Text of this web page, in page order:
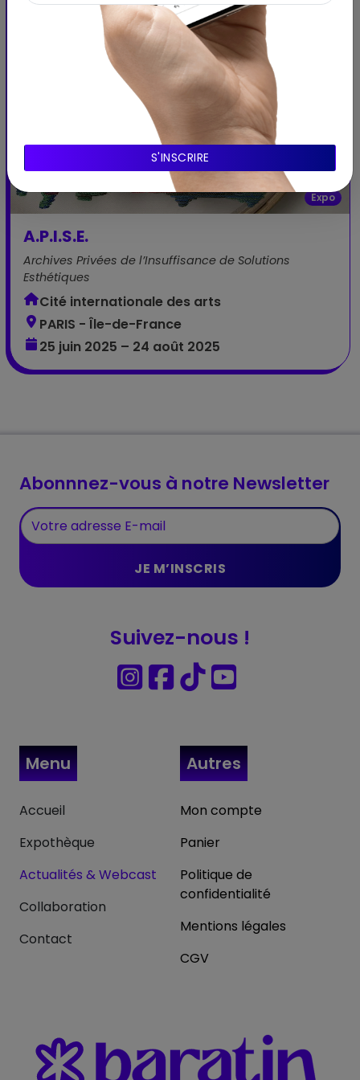
Expo
A.P.I.S.E.
Archives Privées de l’Insuffisance de Solutions
Esthétiques
Cité internationale des arts
PARIS - Île-de-France
25 juin 2025 – 24 août 2025
Abonnnez-vous à notre Newsletter
Suivez-nous !
Menu
Accueil
Expothèque
Actualités & Webcast
Collaboration
Contact
Autres
Mon compte
Panier
Politique de
confidentialité
Mentions légales
CGV